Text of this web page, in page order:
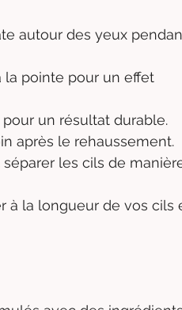
autour des yeux
la pointe pour un effet
un résultat durable.
après le rehaussement.
les cils de
à la longueur de vos cils